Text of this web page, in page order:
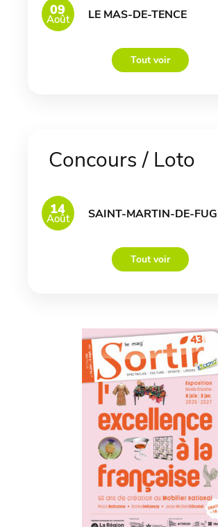
09
Août LE MAS-DE-TENCE
Tout voir
Concours / Loto
14
Août SAINT-MARTIN-DE-
Tout voir